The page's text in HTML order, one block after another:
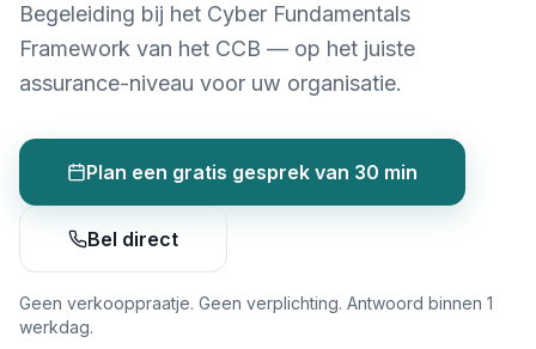
Begeleiding bij het Cyber Fundamentals
Framework van het CCB — op het juiste
assurance-niveau voor uw organisatie.
Plan een gratis gesprek van 30 min
Bel direct
Geen verkooppraatje. Geen verplichting. Antwoord binnen 1
werkdag.